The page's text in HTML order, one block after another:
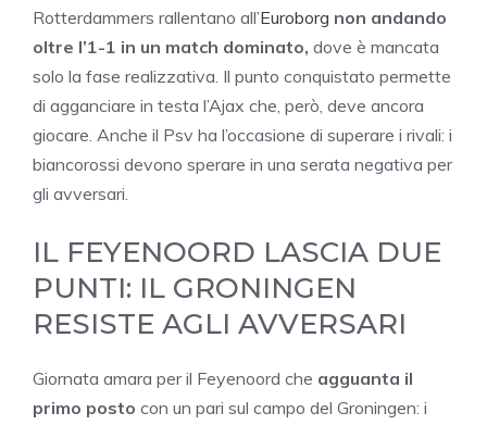
Rotterdammers rallentano all’Euroborg non andando
oltre l’1-1 in un match dominato, dove è mancata
solo la fase realizzativa. Il punto conquistato permette
di agganciare in testa l’Ajax che, però, deve ancora
giocare. Anche il Psv ha l’occasione di superare i rivali: i
biancorossi devono sperare in una serata negativa per
gli avversari.
IL FEYENOORD LASCIA DUE
PUNTI: IL GRONINGEN
RESISTE AGLI AVVERSARI
Giornata amara per il Feyenoord che agguanta il
primo posto con un pari sul campo del Groningen: i